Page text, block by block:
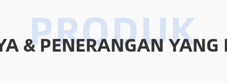
& PENERANGAN